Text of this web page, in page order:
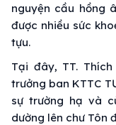
nguyện cầu hồng
được nhiều sức
tựu.
Tại đây, TT.
trưởng ban KTTC
sự trường hạ và
dường lên chư Tôn